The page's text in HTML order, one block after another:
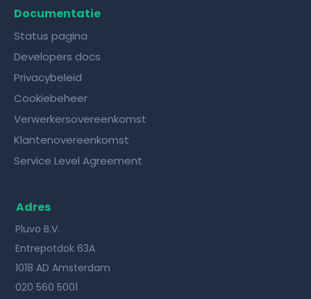
Documentatie
Status pagina
Developers docs
Privacybeleid
Cookiebeheer
Verwerkersovereenkomst
Klantenovereenkomst
Service Level Agreement
Adres
Pluvo B.V.
Entrepotdok 63A
1018 AD Amsterdam
020 560 5001